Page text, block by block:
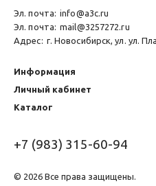
Эл. почта: info@a3c.ru
Эл. почта: mail@3257272.ru
Адрес: г. Новосибирск, ул. ул.
Информация
Личный кабинет
Каталог
+7 (983) 315-60-94
© 2026 Все права защищены.